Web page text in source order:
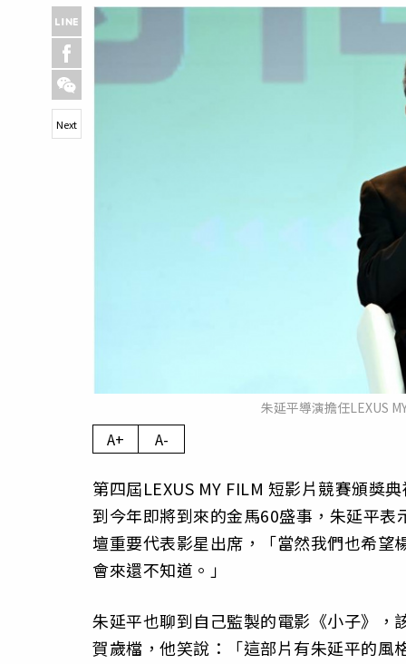
朱延平導演擔任LEXUS
Next
A+ A-
第四屆LEXUS MY FILM 短影片競賽頒獎
到今年即將到來的金馬60盛事，朱延平
壇重要代表影星出席，「當然我們也希望
會來還不知道。」
朱延平也聊到自己監製的電影《小子》，
賀歲檔，他笑說：「這部片有朱延平的風